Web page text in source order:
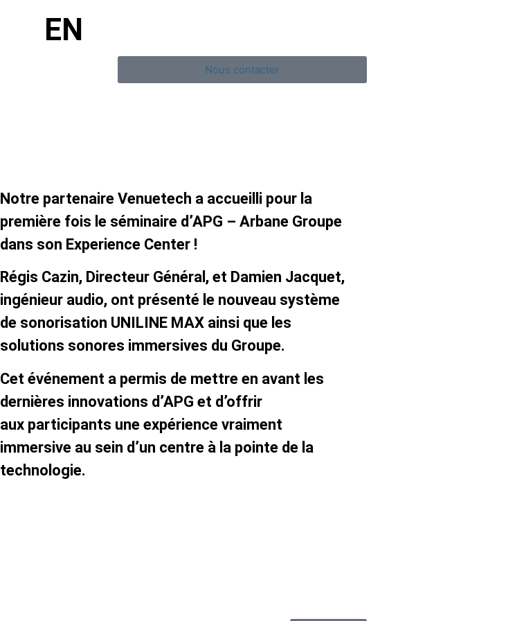
EN
Nous contacter
Notre partenaire Venuetech a accueilli pour la
première fois le séminaire d’APG – Arbane Groupe
dans son Experience Center !
Régis Cazin, Directeur Général, et Damien Jacquet,
ingénieur audio, ont présenté le nouveau système
de sonorisation UNILINE MAX ainsi que les
solutions sonores immersives du Groupe.
Cet événement a permis de mettre en avant les
dernières innovations d’APG et d’offrir
aux participants une expérience vraiment
immersive au sein d’un centre à la pointe de la
technologie.